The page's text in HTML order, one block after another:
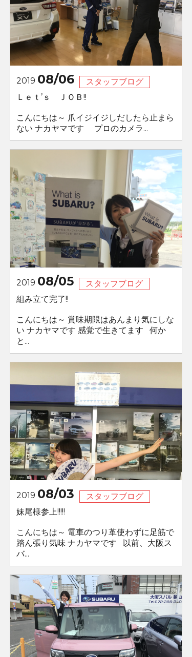
2019 08/06
スタッフブログ
Ｌｅｔ’ｓ ＪＯＢ!!
こんにちは～ 爪イジイジしだしたら止まら
ない ナカヤマです プロのカメラ...
2019 08/05
スタッフブログ
組み立て完了!!
こんにちは～ 賞味期限はあんまり気にしな
い ナカヤマです 感覚で生きてます 何か
と...
2019 08/03
スタッフブログ
妹尾様参上!!!!!
こんにちは～ 電車のつり革使わずに足筋で
踏ん張り気味 ナカヤマです 以前、大阪ス
バ...